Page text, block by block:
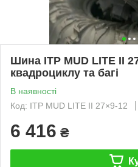
Шина ITP MUD LITE II
квадроциклу та багі
В наявності
Код: ITP MUD LITE II 27×9-12
6 416 ₴